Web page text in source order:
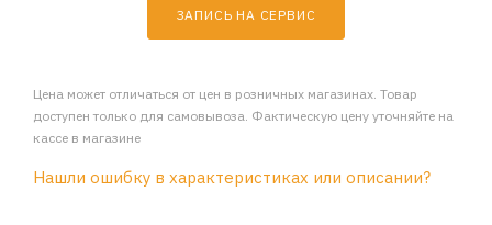
ЗАПИСЬ НА СЕРВИС
Цена может отличаться от цен в розничных магазинах. Товар
доступен только для самовывоза. Фактическую цену уточняйте на
кассе в магазине
Нашли ошибку в характеристиках или описании?